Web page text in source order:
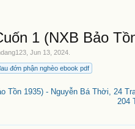
1 (NXB Bảo
,Jun 13, 2024
đớn phận nghèo ebook pdf
Tồn 1935) - Nguyễn Bá Thời, 24
204